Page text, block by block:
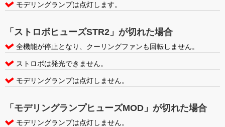
モデリングランプは点灯します。
「ストロボヒューズSTR2」が切れた場合
全機能が停止となり、クーリングファンも回転しません。
ストロボは発光できません。
モデリングランプは点灯しません。
「モデリングランプヒューズMOD」が切れた場合
モデリングランプは点灯しません。